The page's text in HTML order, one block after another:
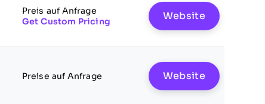
Preis auf Anfrage
Get Custom Pricing
Website
Preise auf Anfrage Website